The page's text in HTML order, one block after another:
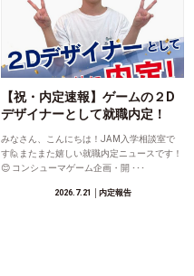
【祝・内定速報】ゲームの２D
デザイナーとして就職内定！
みなさん、こんにちは！JAM入学相談室で
す🙋またまた嬉しい就職内定ニュースです！
😊 コンシューマゲーム企画・開 ･･･
2026.7.21 │内定報告